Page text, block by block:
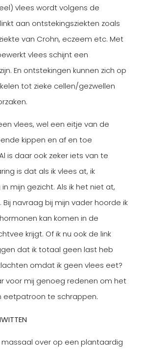
vlees wordt volgens de
aan ontstekingsziekten zoals
van Crohn, eczeem etc. Met
vlees schijnt een
En ontstekingen kunnen zich op
tot zieke cellen/gezwellen
vlees, wel een eitje van de
kippen en af en toe
is daar ook zeker iets van te
is dat als ik vlees at, ik
mijn gezicht. Als ik het niet at,
Bij navraag bij mijn vader hoorde ik
kan komen in de
krijgt. Of ik nu ook de link
dat ik totaal geen last heb
omdat ik geen vlees eet?
voor mij genoeg redenen om het
eetpatroon te schrappen.
over op een plantaardig